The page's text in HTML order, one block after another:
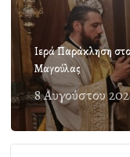
Ιερά Παράκληση
Μαγούλας
8 Αυγούστου